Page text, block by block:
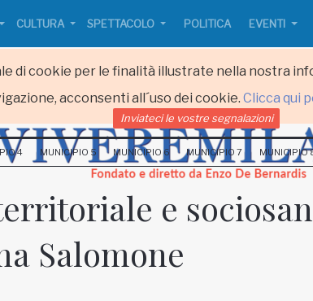
di cookie per le finalità illustrate nella nostra
acconsenti all´uso dei cookie. Clicca qui
CULTURA SPETTACOLO POLITICA EVENTI
Inviateci le vostre segnalazioni
4 MUNICIPIO 5 MUNICIPIO 6 MUNICIPIO 7 MUNICIPIO
e
Salomone